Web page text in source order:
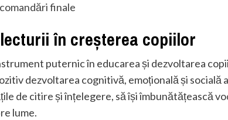
finale
în creșterea copiilor
puternic în educarea și dezvoltarea
dezvoltarea cognitivă, emoțională și socială
de citire și înțelegere, să își îmbunătățească
lume.